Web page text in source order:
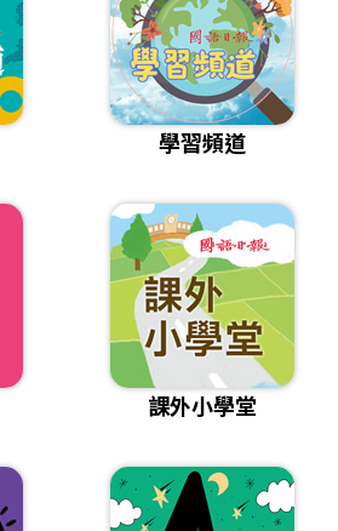
學習頻道
課外小學堂